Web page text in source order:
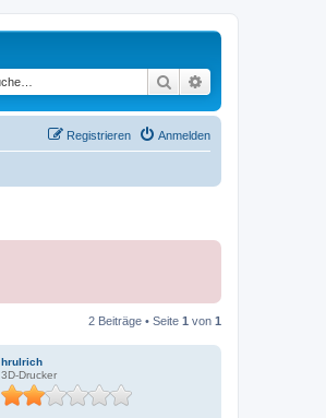
Suche
Anmelden
Registrieren
2 Beiträge • Seite 1 von 1
hrulrich
3D-Drucker